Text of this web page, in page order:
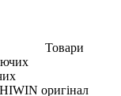
Товари